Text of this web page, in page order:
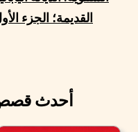
القديمة؛ الجزء
أحدث قصص